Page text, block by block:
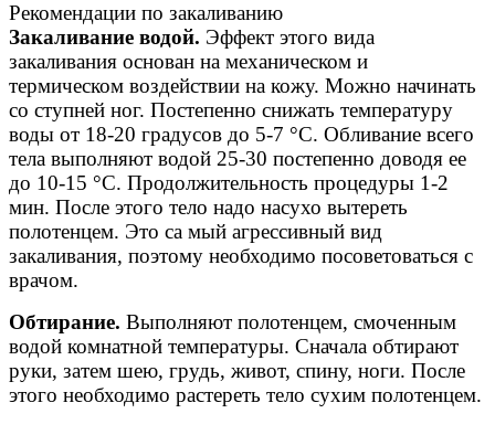
Рекомендации по закаливанию
Закаливание водой. Эффект этого вида
закаливания основан на механическом и
термическом воздействии на кожу. Можно начинать
со ступней ног. Постепенно снижать температуру
воды от 18-20 градусов до 5-7 °С. Обливание всего
тела выполняют водой 25-30 постепенно доводя ее
до 10-15 °С. Продолжительность процедуры 1-2
мин. После этого тело надо насухо вытереть
полотенцем. Это са мый агрессивный вид
закаливания, поэтому необходимо посоветоваться с
врачом.
Обтирание. Выполняют полотенцем, смоченным
водой комнатной температуры. Сначала обтирают
руки, затем шею, грудь, живот, спину, ноги. После
этого необходимо растереть тело сухим полотенцем.